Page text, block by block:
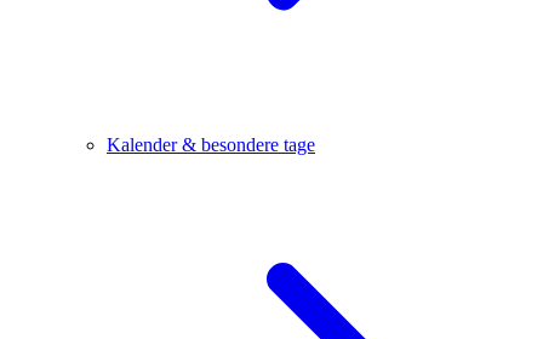
Kalender & besondere tage